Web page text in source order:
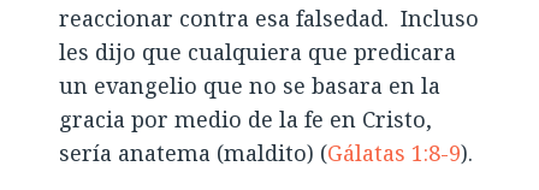
reaccionar contra esa falsedad. Incluso
les dijo que cualquiera que predicara
un evangelio que no se basara en la
gracia por medio de la fe en Cristo,
sería anatema (maldito) (Gálatas 1:8-9).